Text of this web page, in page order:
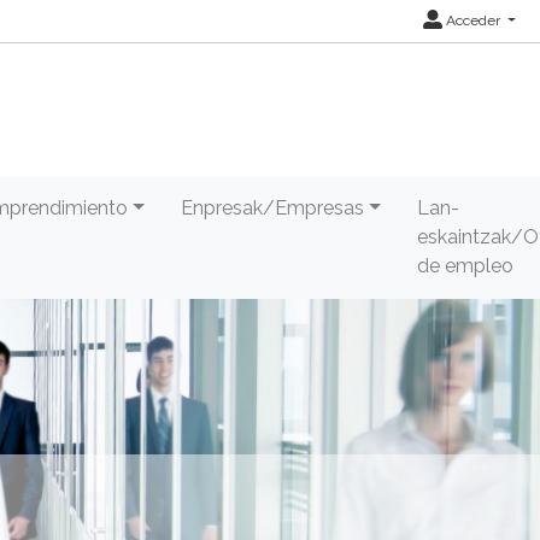
Acceder
Enpresak/Empresas
Lan-
eskaintzak/
de empleo